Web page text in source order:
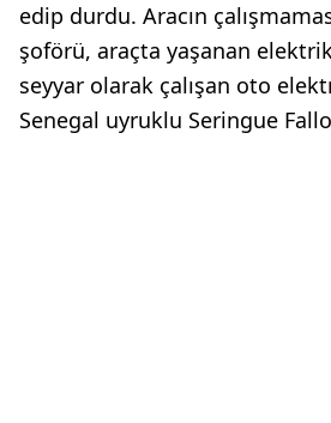
edip durdu. Aracın
şoförü, araçta yaşanan
seyyar olarak çalışan oto
Senegal uyruklu Seringue